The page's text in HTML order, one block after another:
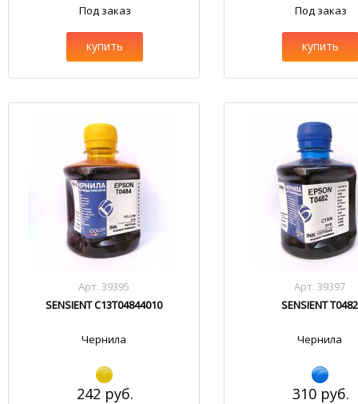
Под заказ
купить
Под заказ
купить
Арт. 39395
SENSIENT C13T04844010
Чернила
242 руб.
Арт. 39397
SENSIENT T0482
Чернила
310 руб.